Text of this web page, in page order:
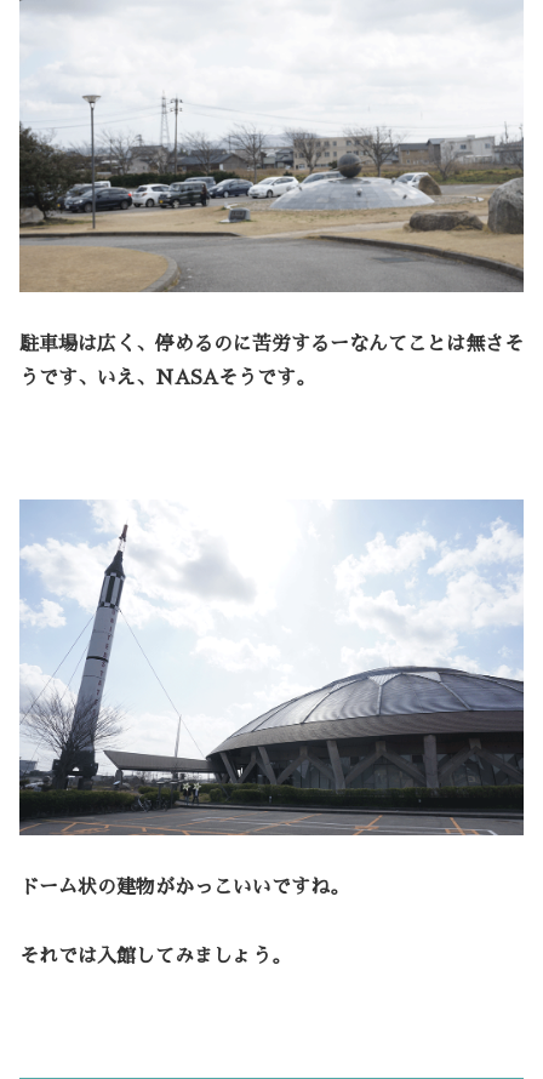
駐車場は広く、停めるのに苦労するーなんてことは無さそ
うです、いえ、NASAそうです。
ドーム状の建物がかっこいいですね。
それでは入館してみましょう。